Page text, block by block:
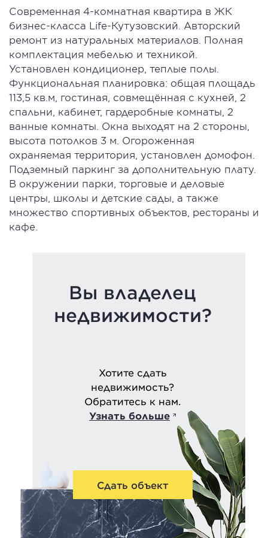
Современная 4-комнатная квартира в ЖК
бизнес-класса Life-Кутузовский. Авторский
ремонт из натуральных материалов. Полная
комплектация мебелью и техникой.
Установлен кондиционер, теплые полы.
Функциональная планировка: общая площадь
113,5 кв.м, гостиная, совмещённая с кухней, 2
спальни, кабинет, гардеробные комнаты, 2
ванные комнаты. Окна выходят на 2 стороны,
высота потолков 3 м. Огороженная
охраняемая территория, установлен домофон.
Подземный паркинг за дополнительную плату.
В окружении парки, торговые и деловые
центры, школы и детские сады, а также
множество спортивных объектов, рестораны и
кафе.
Вы владелец
недвижимости?
Хотите сдать
недвижимость?
Обратитесь к нам.
Узнать больше
Сдать объект